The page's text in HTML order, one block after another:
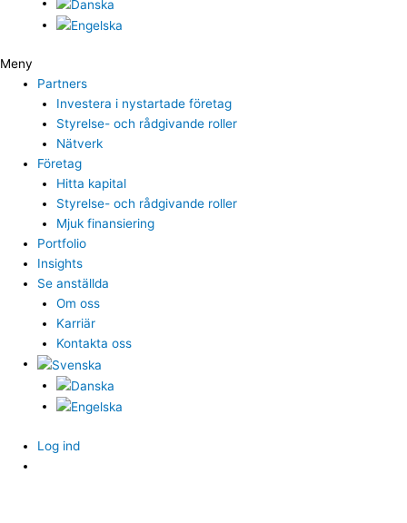
Meny
Partners
Investera i nystartade företag
Styrelse- och rådgivande roller
Nätverk
Företag
Hitta kapital
Styrelse- och rådgivande roller
Mjuk finansiering
Portfolio
Insights
Se anställda
Om oss
Karriär
Kontakta oss
Log ind